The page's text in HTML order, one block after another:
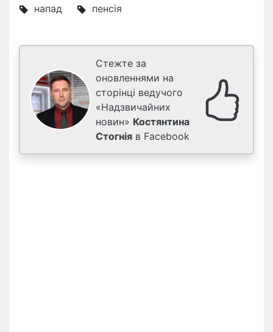
напад пенсія
Стежте за
оновленнями на
сторінці ведучого
«Надзвичайних
новин» Костянтина
Стогнія в Facebook